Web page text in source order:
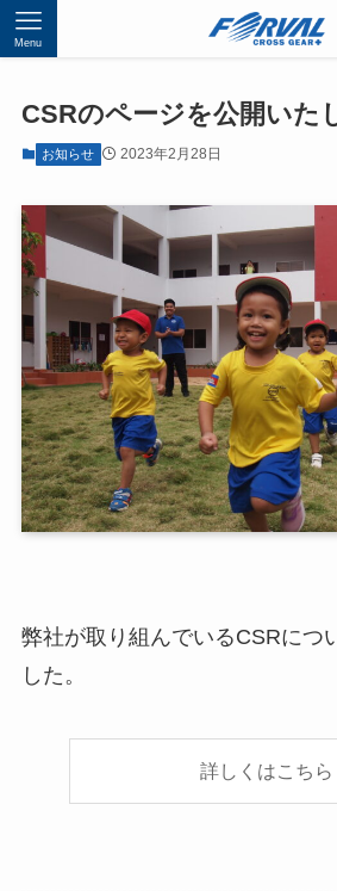
Menu
CSRのページを公開いた
お知らせ 2023年2月28日
弊社が取り組んでいるCSRにつ
した。
詳しくはこちら